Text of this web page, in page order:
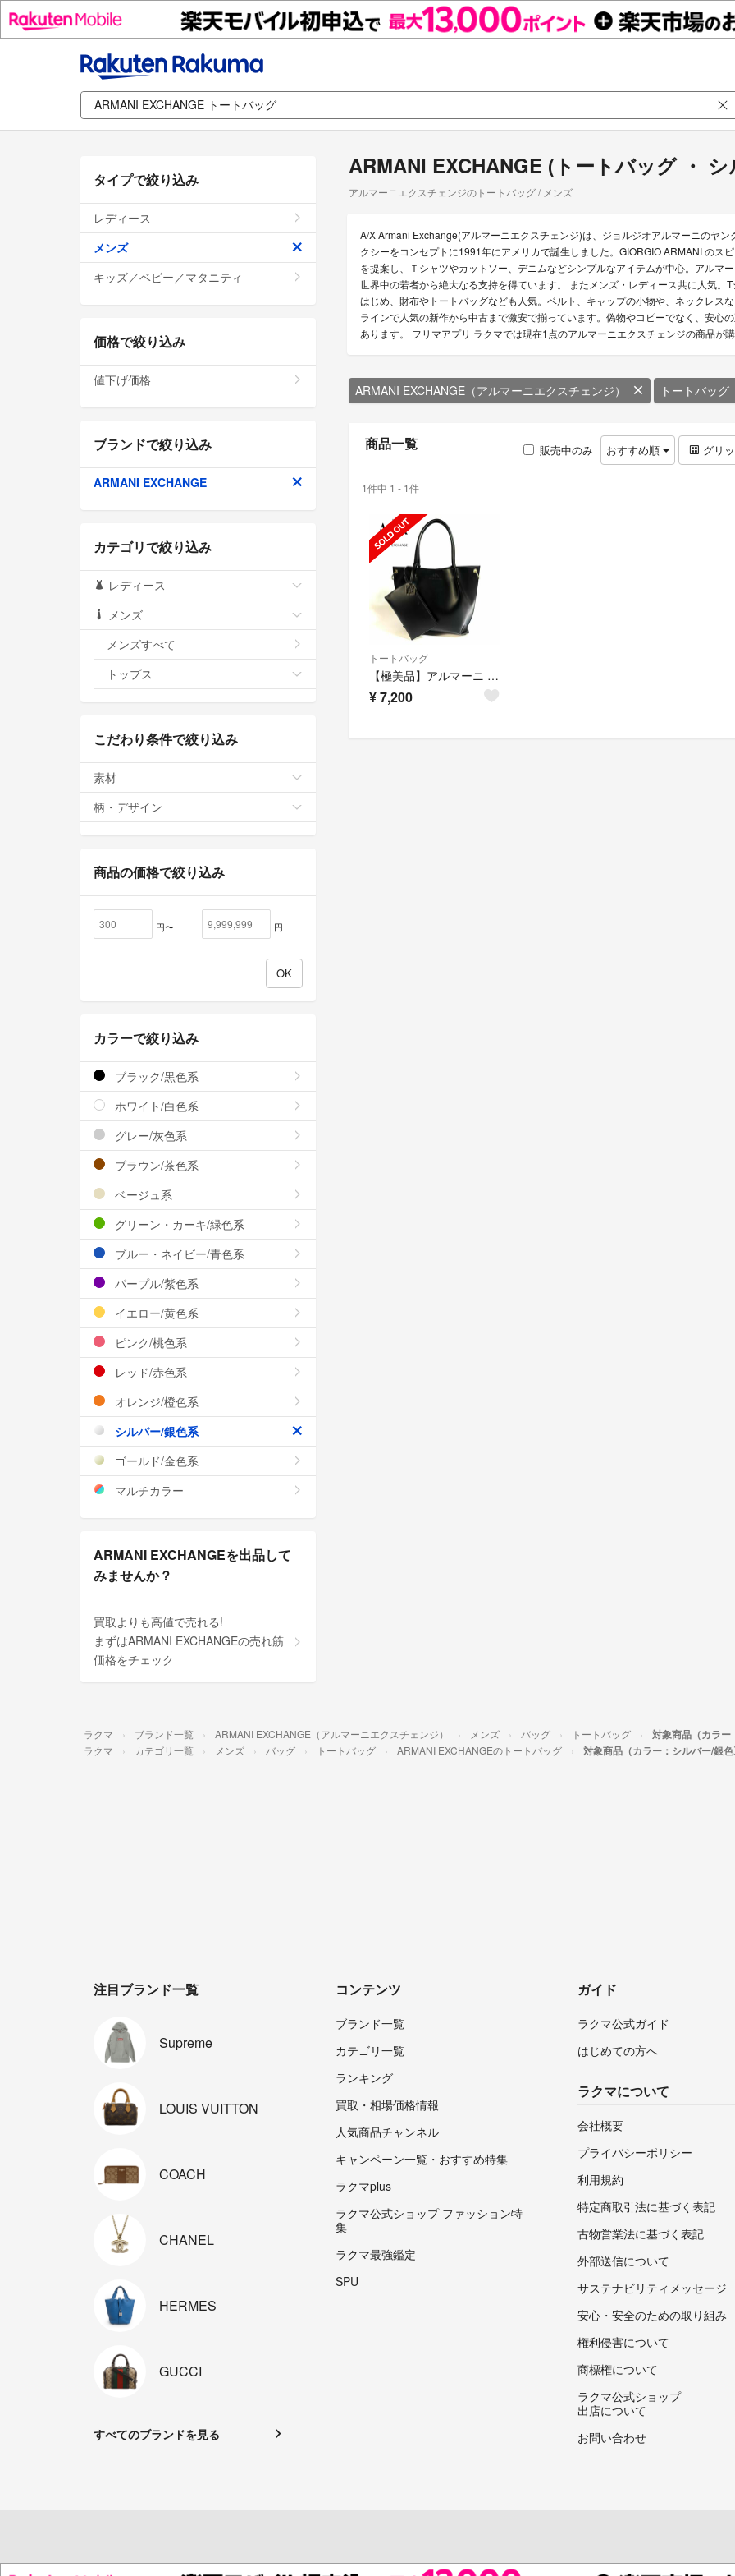
ARMANI EXCHANGE (トートバッグ ・
アルマーニエクスチェンジのトートバッグ / メンズ
A/X Armani Exchange(アルマーニエクスチェンジ)は、ジョルジオアルマーニのヤ
クシーをコンセプトに1991年にアメリカで誕生しました。GIORGIO ARMANI のス
を提案し、Ｔシャツやカットソー、デニムなどシンプルなアイテムが中心。アルマ
世界中の若者から絶大なる支持を得ています。 またメンズ・レディース共に人気
はじめ、財布やトートバッグなども人気。ベルト、キャップの小物や、ネックレス
ラインで人気の新作から中古まで激安で揃っています。偽物やコピーでなく、安心
あります。 フリマアプリ ラクマでは現在1点のアルマーニエクスチェンジの商品が購
ARMANI EXCHANGE（アルマーニエクスチェンジ） トートバッグ
商品一覧 販売中のみ おすすめ順 グリ
1件中 1 - 1件
トートバッグ
【極美品】アルマーニ レザー トートバッグ ブラック シルバー金具
¥7,200
タイプで絞り込み
レディース
メンズ
キッズ／ベビー／マタニティ
価格で絞り込み
値下げ価格
ブランドで絞り込み
ARMANI EXCHANGE
カテゴリで絞り込み
レディース
メンズ
メンズすべて
トップス
こだわり条件で絞り込み
素材
柄・デザイン
商品の価格で絞り込み
円〜 円
カラーで絞り込み
ブラック/黒色系
ホワイト/白色系
グレー/灰色系
ブラウン/茶色系
ベージュ系
グリーン・カーキ/緑色系
ブルー・ネイビー/青色系
パープル/紫色系
イエロー/黄色系
ピンク/桃色系
レッド/赤色系
オレンジ/橙色系
シルバー/銀色系
ゴールド/金色系
マルチカラー
ARMANI EXCHANGEを出品して
みませんか？
買取よりも高値で売れる!
まずはARMANI EXCHANGEの売れ筋
価格をチェック
ラクマ ブランド一覧 ARMANI EXCHANGE（アルマーニエクスチェンジ） メンズ バッグ トートバッグ 対象商品（カラー
ラクマ カテゴリ一覧 メンズ バッグ トートバッグ ARMANI EXCHANGEのトートバッグ 対象商品（カラー：シルバー/銀色
注目ブランド一覧
Supreme
LOUIS VUITTON
COACH
CHANEL
HERMES
GUCCI
すべてのブランドを見る
コンテンツ
ブランド一覧
カテゴリ一覧
ランキング
買取・相場価格情報
人気商品チャンネル
キャンペーン一覧・おすすめ特集
ラクマplus
ラクマ公式ショップ ファッション特
集
ラクマ最強鑑定
SPU
ガイド
ラクマ公式ガイド
はじめての方へ
ラクマについて
会社概要
プライバシーポリシー
利用規約
特定商取引法に基づく表記
古物営業法に基づく表記
外部送信について
サステナビリティメッセージ
安心・安全のための取り組み
権利侵害について
商標権について
ラクマ公式ショップ
出店について
お問い合わせ